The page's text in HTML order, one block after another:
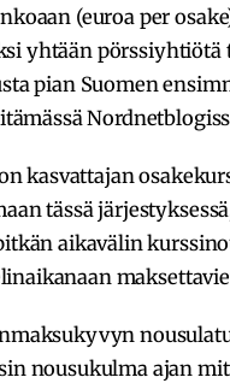
(euroa per
yhtään pörssiyhtiötä
pian Suomen
kasvattajan
tässä
aikavälin
nousukulma ajan